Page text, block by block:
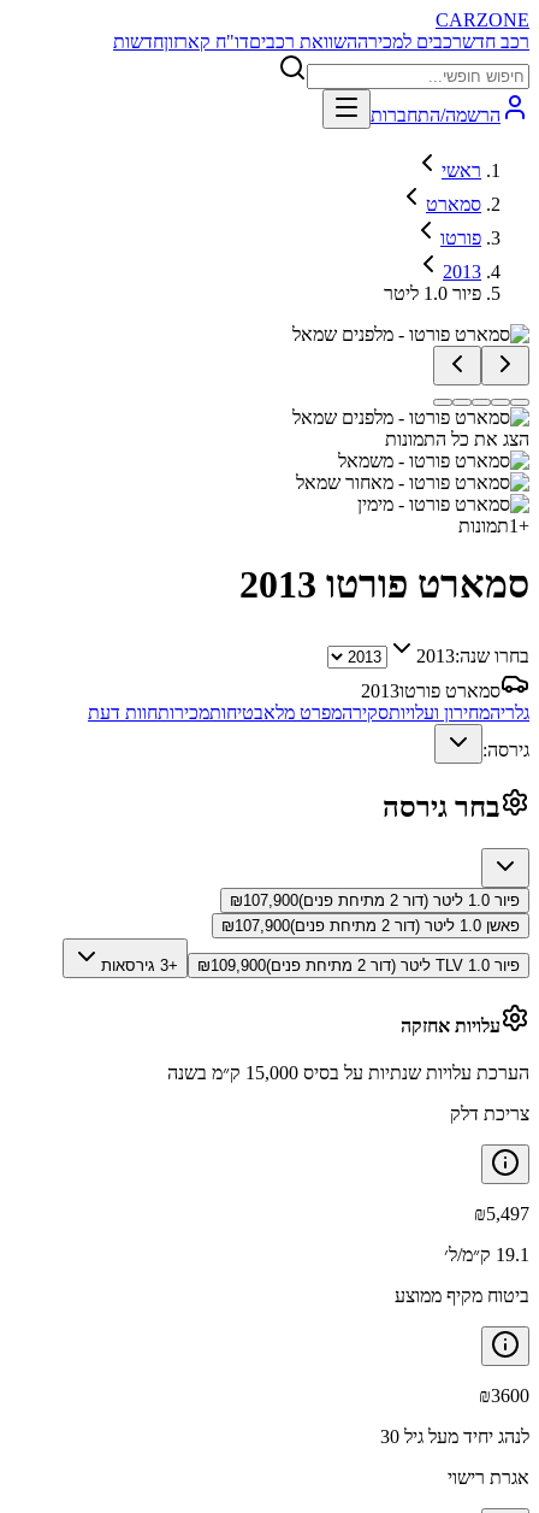
CARZONE
רכב חדשרכבים למכירההשוואת רכביםדו"ח קארזוןחדשות
הרשמה/התחברות
ראשי
סמארט
פורטו
2013
פיור 1.0 ליטר
הצג את כל התמונות
+
1תמונות
סמארט פורטו 2013
בחרו שנה:2013
סמארט פורטו2013
גלריהמחירון ועלויותסקירהמפרט מלאבטיחותמכירותחוות דעת
גירסה:
בחר גירסה
פיור 1.0 ליטר (דור 2 מתיחת פנים) ₪107,900
פאשן 1.0 ליטר (דור 2 מתיחת פנים)
₪107,900
פיור TLV 1.0 ליטר (דור 2 מתיחת פנים) ₪109,900 +3 גירסאות
עלויות אחזקה
הערכת עלויות שנתיות על בסיס 15,000 ק״מ בשנה
צריכת דלק
₪5,497
19.1 ק״מ/ל׳
ביטוח מקיף ממוצע
₪3600
לנהג יחיד מעל גיל 30
אגרת רישוי